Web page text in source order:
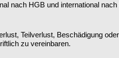
nach HGB und international
Teilverlust, Beschädigung
zu vereinbaren.